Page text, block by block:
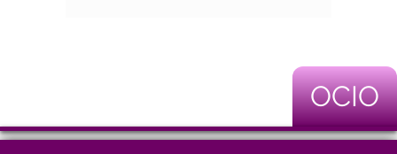
OCIO